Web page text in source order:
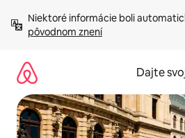
obsah.
Niektoré informácie boli
pôvodnom znení
Dajte